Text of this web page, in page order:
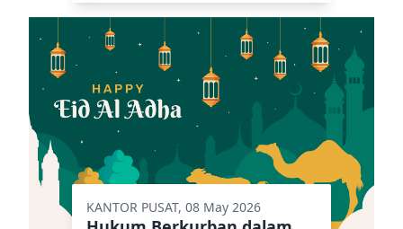
KANTOR PUSAT, 08 May 2026